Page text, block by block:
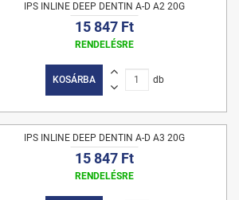
IPS INLINE DEEP DENTIN A-D A2 20G
15 847 Ft
RENDELÉSRE
KOSÁRBA db
IPS INLINE DEEP DENTIN A-D A3 20G
15 847 Ft
RENDELÉSRE